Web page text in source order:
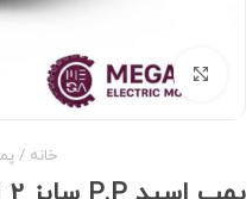
برای بزرگنمایی کلیک کنید
خانه